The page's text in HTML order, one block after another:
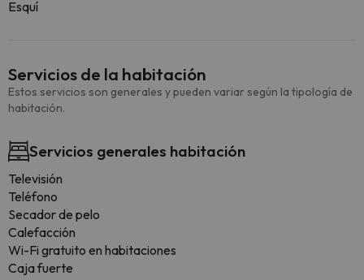
Esquí
Servicios de la habitación
Estos servicios son generales y pueden variar según la tipología de
habitación.
Servicios generales habitación
Televisión
Teléfono
Secador de pelo
Calefacción
Wi-Fi gratuito en habitaciones
Caja fuerte